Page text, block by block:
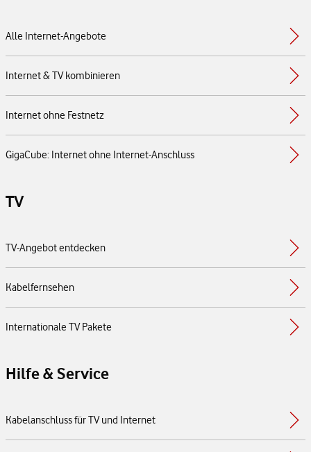
Alle Internet-Angebote
Internet & TV kombinieren
Internet ohne Festnetz
GigaCube: Internet ohne Internet-Anschluss
TV
TV-Angebot entdecken
Kabelfernsehen
Internationale TV Pakete
Hilfe & Service
Kabelanschluss für TV und Internet